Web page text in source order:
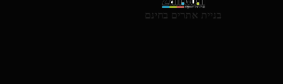
בניית אתרים בחינם